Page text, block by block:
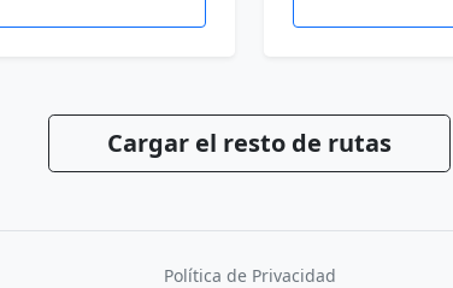
Cargar el resto de rutas
Política de Privacidad